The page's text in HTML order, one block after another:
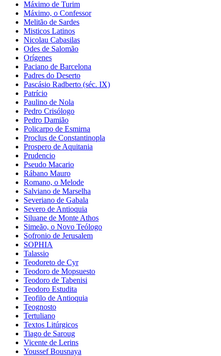
Máximo de Turim
Máximo, o Confessor
Melitão de Sardes
Misticos Latinos
Nicolau Cabasilas
Odes de Salomão
Orígenes
Paciano de Barcelona
Padres do Deserto
Pascásio Radberto (séc. IX)
Patrício
Paulino de Nola
Pedro Crisólogo
Pedro Damião
Policarpo de Esmirna
Proclus de Constantinopla
Prospero de Aquitania
Prudencio
Pseudo Macario
Rábano Mauro
Romano, o Melode
Salviano de Marselha
Severiano de Gabala
Severo de Antioquia
Siluane de Monte Athos
Simeão, o Novo Teólogo
Sofronio de Jerusalem
SOPHIA
Talassio
Teodoreto de Cyr
Teodoro de Mopsuesto
Teodoro de Tabenisi
Teodoro Estudita
Teofilo de Antioquia
Teognosto
Tertuliano
Textos Litúrgicos
Tiago de Saroug
Vicente de Lerins
Youssef Bousnaya